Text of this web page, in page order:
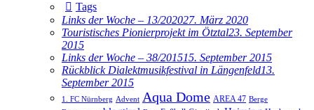
Tags
Links der Woche – 13/202027. März 2020
Touristisches Pionierprojekt im Ötztal23. September
2015
Links der Woche – 38/201515. September 2015
Rückblick Dialektmusikfestival in Längenfeld13.
September 2015
1. FC Nürnberg Advent Aqua Dome AREA 47 Berge